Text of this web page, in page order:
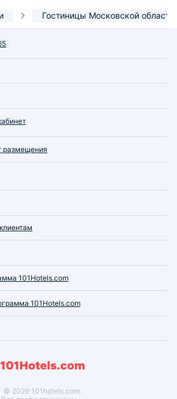
Гостиницы Московской области
размещения
101Hotels.com
101Hotels.com
© 2026 101hotels.com.